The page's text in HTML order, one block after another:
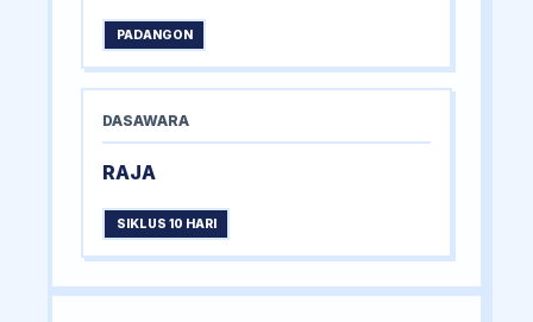
PADANGON
DASAWARA
RAJA
SIKLUS 10 HARI